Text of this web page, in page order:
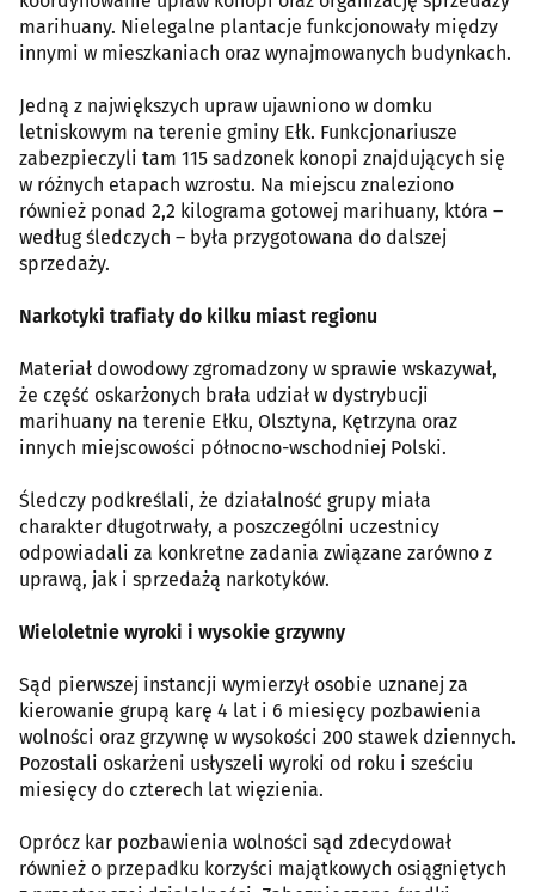
marihuany. Nielegalne plantacje funkcjonowały między
innymi w mieszkaniach oraz wynajmowanych budynkach.
Jedną z największych upraw ujawniono w domku
letniskowym na terenie gminy Ełk. Funkcjonariusze
zabezpieczyli tam 115 sadzonek konopi znajdujących się
w różnych etapach wzrostu. Na miejscu znaleziono
również ponad 2,2 kilograma gotowej marihuany, która –
według śledczych – była przygotowana do dalszej
sprzedaży.
Narkotyki trafiały do kilku miast regionu
Materiał dowodowy zgromadzony w sprawie wskazywał,
że część oskarżonych brała udział w dystrybucji
marihuany na terenie Ełku, Olsztyna, Kętrzyna oraz
innych miejscowości północno-wschodniej Polski.
Śledczy podkreślali, że działalność grupy miała
charakter długotrwały, a poszczególni uczestnicy
odpowiadali za konkretne zadania związane zarówno z
uprawą, jak i sprzedażą narkotyków.
Wieloletnie wyroki i wysokie grzywny
Sąd pierwszej instancji wymierzył osobie uznanej za
kierowanie grupą karę 4 lat i 6 miesięcy pozbawienia
wolności oraz grzywnę w wysokości 200 stawek dziennych.
Pozostali oskarżeni usłyszeli wyroki od roku i sześciu
miesięcy do czterech lat więzienia.
Oprócz kar pozbawienia wolności sąd zdecydował
również o przepadku korzyści majątkowych osiągniętych